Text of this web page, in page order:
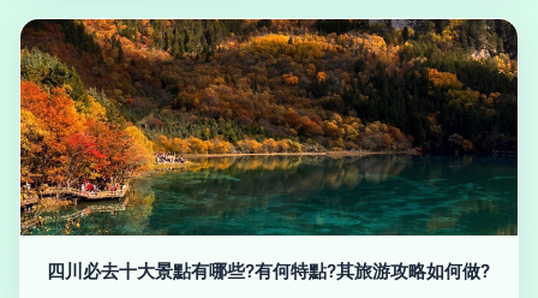
四川必去十大景點有哪些?有何特點?其旅游攻略如何做?